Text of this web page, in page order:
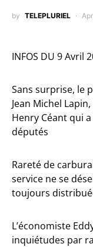
by TELEPLURIEL
INFOS DU 9 Avril
Sans surprise, le
Jean Michel
Henry Céant qui
députés
Rareté de
service ne se
toujours
L’économiste
inquiétudes par